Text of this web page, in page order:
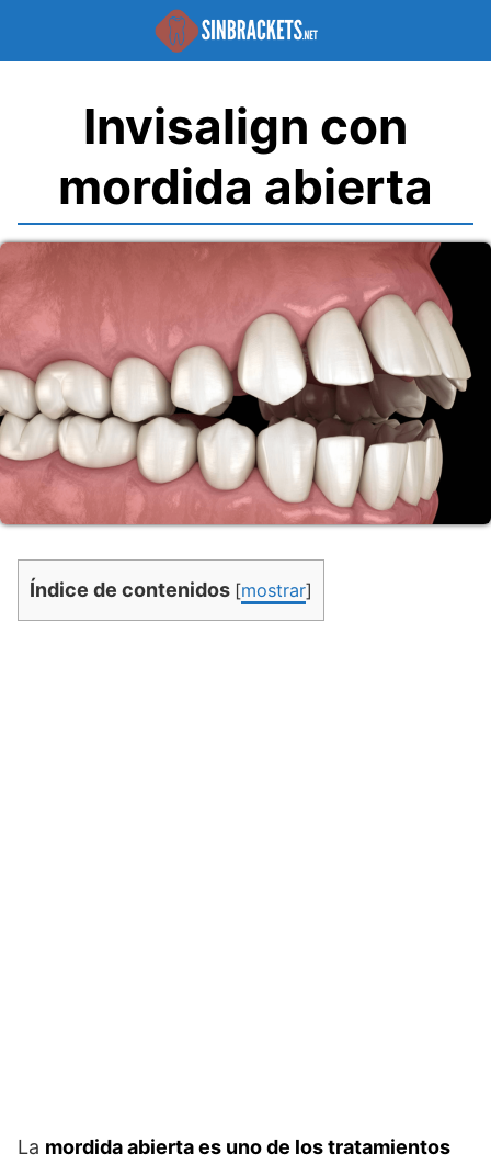
contenido
Invisalign con
mordida abierta
Índice de contenidos [mostrar]
La mordida abierta es uno de los tratamientos